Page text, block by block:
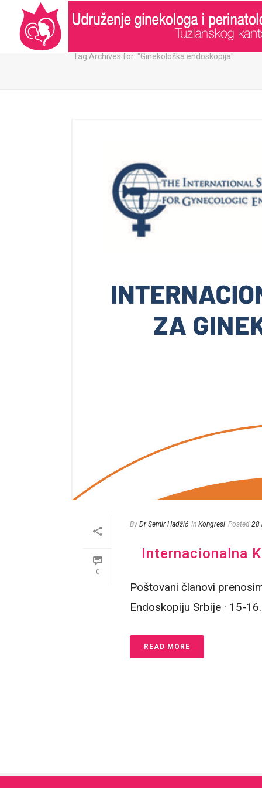
ARHIVA:
Tag Archives for: "Ginekološka endoskopija"
0
By Dr Semir Hadžić In Kongresi Posted 28
Internacionalna
Poštovani članovi
Endoskopiju Srbije · 15-
READ MORE